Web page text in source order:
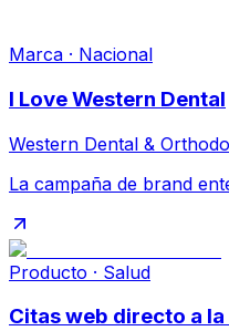
Marca · Nacional
I Love Western Dental
Western Dental &
La campaña de brand
Producto · Salud
Citas web directo a